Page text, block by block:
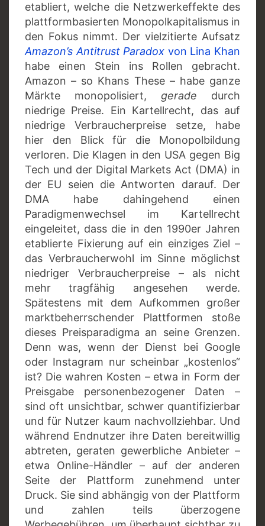
etabliert, welche die Netzwerkeffekte des
plattformbasierten Monopolkapitalismus in
den Fokus nimmt. Der vielzitierte Aufsatz
Amazon’s Antitrust Paradox von Lina Khan
habe einen Stein ins Rollen gebracht.
Amazon – so Khans These – habe ganze
Märkte monopolisiert, gerade durch
niedrige Preise. Ein Kartellrecht, das auf
niedrige Verbraucherpreise setze, habe
hier den Blick für die Monopolbildung
verloren. Die Klagen in den USA gegen Big
Tech und der Digital Markets Act (DMA) in
der EU seien die Antworten darauf. Der
DMA habe dahingehend einen
Paradigmenwechsel im Kartellrecht
eingeleitet, dass die in den 1990er Jahren
etablierte Fixierung auf ein einziges Ziel –
das Verbraucherwohl im Sinne möglichst
niedriger Verbraucherpreise – als nicht
mehr tragfähig angesehen werde.
Spätestens mit dem Aufkommen großer
marktbeherrschender Plattformen stoße
dieses Preisparadigma an seine Grenzen.
Denn was, wenn der Dienst bei Google
oder Instagram nur scheinbar „kostenlos“
ist? Die wahren Kosten – etwa in Form der
Preisgabe personenbezogener Daten –
sind oft unsichtbar, schwer quantifizierbar
und für Nutzer kaum nachvollziehbar. Und
während Endnutzer ihre Daten bereitwillig
abtreten, geraten gewerbliche Anbieter –
etwa Online-Händler – auf der anderen
Seite der Plattform zunehmend unter
Druck. Sie sind abhängig von der Plattform
und zahlen teils überzogene